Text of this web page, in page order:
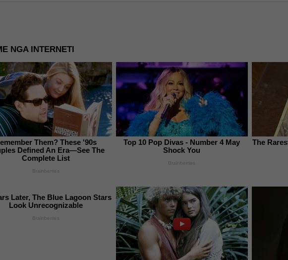
NGA INTERNETI
Them? These '90s
Defined An Era—See The
Complete List
Brainberries
Top 10 Pop Divas - Number 4 May
Shock You
Brainberries
The
Later, The Blue Lagoon Stars
Look Unrecognizable
Brainberries